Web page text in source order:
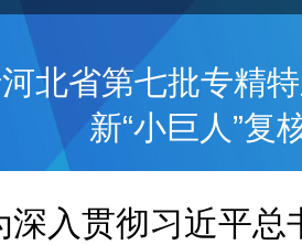
北省第七批专精
新“小巨人”复
深入贯彻习近平